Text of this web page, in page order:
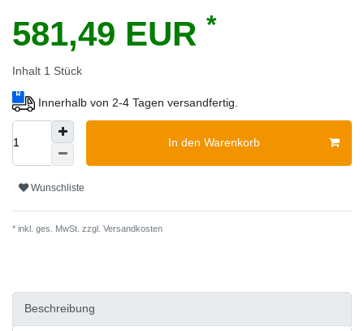
581,49 EUR *
Inhalt 1 Stück
Innerhalb von 2-4 Tagen versandfertig.
In den Warenkorb
Wunschliste
* inkl. ges. MwSt. zzgl. Versandkosten
Beschreibung